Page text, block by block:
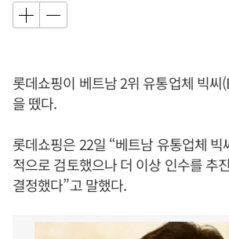
롯데쇼핑이 베트남 2위 유통업체 빅씨
을 뗐다.
롯데쇼핑은 22일 “베트남 유통업체 빅
적으로 검토했으나 더 이상 인수를 추
결정했다”고 말했다.